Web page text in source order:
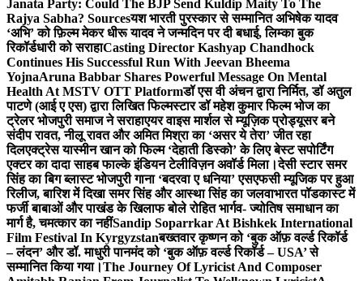
Janata Party: Could The BJP Send Kuldip Maity To The
Rajya Sabha? Sourcesयश भारती पुरस्कार से सम्मानित अभिषेक यादव
‘अभि’ को फ़िल्म मेकर धीरू यादव ने जन्मदिन पर दी बधाई, लिम्का बुक
रिकॉर्डधारी को सराहाCasting Director Kashyap Chandhock
Continues His Successful Run With Jeevan Bheema
YojnaAruna Babbar Shares Powerful Message On Mental
Health At MSTV OTT Platformडॉ एस वी अंचन द्वारा निर्मित, डॉ अतुल
पाटणे (आई ए एस) द्वारा लिखित फिल्मस्टार डॉ महेश कुमार फिल्म भोज का
ट्रेलर भोजपुरी समाज ने सराहाएयर वाइस मार्शल से म्यूज़िक प्रोड्यूसर बने
संदीप रावत, नीलू रावत और अमित मिश्रा का ‘असर ये तेरा’ जीत रहा
दिलएक्ट्रेस यास्मीन खान को फिल्म ‘देहाती डिस्को’ के लिए बेस्ट सपोर्टिंग
एक्टर का दादा साहब फाल्के इंडियन टेलीविज़न अवॉर्ड मिला।देसी स्टार समर
सिंह का बिग ब्लास्ट भोजपुरी गाना ‘बदरवा ए धनिया’ एसएफसी म्यूजिक पर हुआ
रिलीज, बारिश में दिखा समर सिंह और आस्था सिंह का जलवाभारत पॉडकास्ट में
फर्जी बाबाओं और पाखंड के खिलाफ बोले रोहित भार्गव- ज्योतिष समाधान का
मार्ग है, चमत्कार का नहींSandip Soparrkar At Bishkek International
Film Festival In Kyrgyzstanबख्तवार कृष्णन को ‘बुक ऑफ़ वर्ल्ड रिकॉर्ड
– लंदन’ और डॉ. माधुरी पानमंद को ‘बुक ऑफ़ वर्ल्ड रिकॉर्ड – USA’ से
सम्मानित किया गया।The Journey Of Lyricist And Composer